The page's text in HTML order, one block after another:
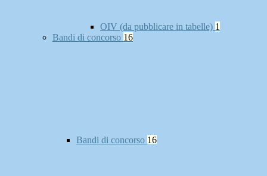
OIV (da pubblicare in tabelle) 1
Bandi di concorso 16
Bandi di concorso 16